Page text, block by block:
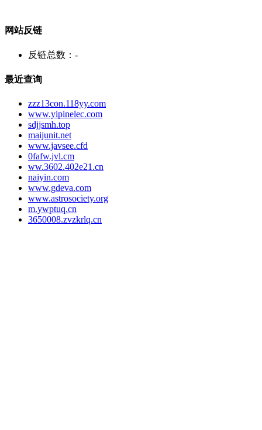
网站反链
反链总数： -
最近查询
zzz13con.118yy.com
www.yipinelec.com
sdjjsmh.top
maijunit.net
www.javsee.cfd
0fafw.jvl.cm
ww.3602.402e21.cn
naiyin.com
www.gdeva.com
www.astrosociety.org
m.ywptuq.cn
3650008.zvzkrlq.cn